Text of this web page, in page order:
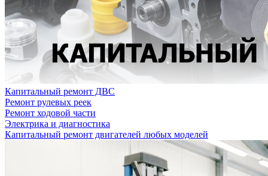
Капитальный ремонт ДВС
Ремонт рулевых реек
Ремонт ходовой части
Электрика и диагностика
Капитальный ремонт двигателей любых моделей